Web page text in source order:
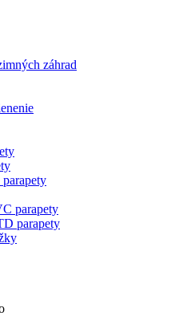
záhrad
parapety
parapety